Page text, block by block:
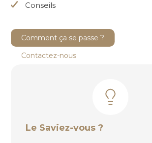
Conseils
Comment ça se passe ?
Contactez-nous
Le Saviez-vous ?